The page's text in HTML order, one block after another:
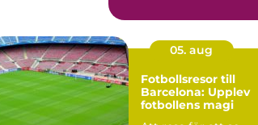
05. aug
Fotbollsresor till
Barcelona: Upplev
fotbollens magi